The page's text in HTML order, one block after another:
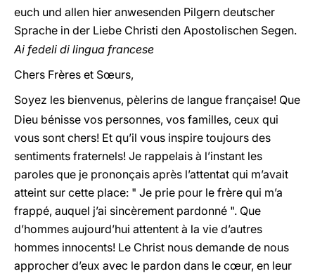
euch und allen hier anwesenden Pilgern deutscher
Sprache in der Liebe Christi den Apostolischen Segen.
Ai fedeli di lingua francese
Chers Frères et Sœurs,
Soyez les bienvenus, pèlerins de langue française! Que
Dieu bénisse vos personnes, vos familles, ceux qui
vous sont chers! Et qu’il vous inspire toujours des
sentiments fraternels! Je rappelais à l’instant les
paroles que je prononçais après l’attentat qui m’avait
atteint sur cette place: " Je prie pour le frère qui m’a
frappé, auquel j’ai sincèrement pardonné ". Que
d’hommes aujourd’hui attentent à la vie d’autres
hommes innocents! Le Christ nous demande de nous
approcher d’eux avec le pardon dans le cœur, en leur